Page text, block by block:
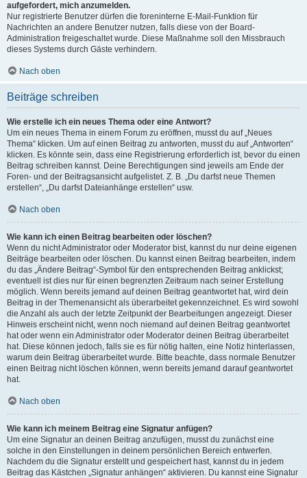
aufgefordert, mich anzumelden.
Nur registrierte Benutzer dürfen die foreninterne E-Mail-Funktion für
Nachrichten an andere Benutzer nutzen, falls diese von der Board-
Administration freigeschaltet wurde. Diese Maßnahme soll den Missbrauch
dieses Systems durch Gäste verhindern.
Nach oben
Beiträge schreiben
Wie erstelle ich ein neues Thema oder eine Antwort?
Um ein neues Thema in einem Forum zu eröffnen, musst du auf „Neues
Thema“ klicken. Um auf einen Beitrag zu antworten, musst du auf „Antworten“
klicken. Es könnte sein, dass eine Registrierung erforderlich ist, bevor du einen
Beitrag schreiben kannst. Deine Berechtigungen sind jeweils am Ende der
Foren- und der Beitragsansicht aufgelistet. Z. B. „Du darfst neue Themen
erstellen“, „Du darfst Dateianhänge erstellen“ usw.
Nach oben
Wie kann ich einen Beitrag bearbeiten oder löschen?
Wenn du nicht Administrator oder Moderator bist, kannst du nur deine eigenen
Beiträge bearbeiten oder löschen. Du kannst einen Beitrag bearbeiten, indem
du das „Ändere Beitrag“-Symbol für den entsprechenden Beitrag anklickst;
eventuell ist dies nur für einen begrenzten Zeitraum nach seiner Erstellung
möglich. Wenn bereits jemand auf deinen Beitrag geantwortet hat, wird dein
Beitrag in der Themenansicht als überarbeitet gekennzeichnet. Es wird sowohl
die Anzahl als auch der letzte Zeitpunkt der Bearbeitungen angezeigt. Dieser
Hinweis erscheint nicht, wenn noch niemand auf deinen Beitrag geantwortet
hat oder wenn ein Administrator oder Moderator deinen Beitrag überarbeitet
hat. Diese können jedoch, falls sie es für nötig halten, eine Notiz hinterlassen,
warum dein Beitrag überarbeitet wurde. Bitte beachte, dass normale Benutzer
einen Beitrag nicht löschen können, wenn bereits jemand darauf geantwortet
hat.
Nach oben
Wie kann ich meinem Beitrag eine Signatur anfügen?
Um eine Signatur an deinen Beitrag anzufügen, musst du zunächst eine
solche in den Einstellungen in deinem persönlichen Bereich entwerfen.
Nachdem du die Signatur erstellt und gespeichert hast, kannst du in jedem
Beitrag das Kästchen „Signatur anhängen“ aktivieren. Du kannst eine Signatur